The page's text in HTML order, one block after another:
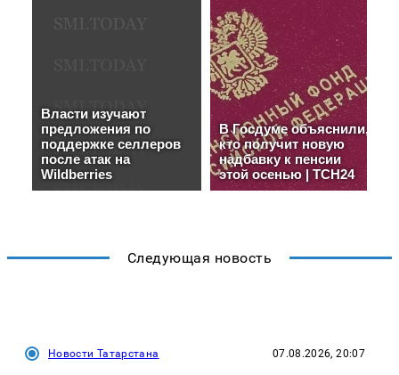
Следующая новость
Новости Татарстана 07.08.2026, 20:07